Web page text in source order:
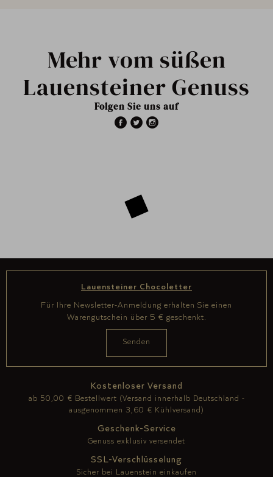
Mehr vom süßen
Lauensteiner Genuss
Folgen Sie uns auf
Kostenloser Versand
ab 50,00 € Bestellwert (Versand innerhalb Deutschland -
ausgenommen 3,60 € Kühlversand)
Geschenk-Service
Genuss exklusiv versendet
SSL-Verschlüsselung
Sicher bei Lauenstein einkaufen
Lauensteiner Chocoletter
Für Ihre Newsletter-Anmeldung erhalten Sie einen
Warengutschein über 5 € geschenkt.